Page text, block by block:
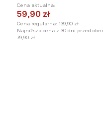
Cena aktualna:
59,90 zł
Cena regularna: 139,90 zł
Najniższa cena z 30 dni przed
79,90 zł